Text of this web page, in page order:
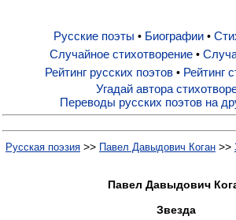
Русские поэты
Биографии
Стихи по темам
Случайное стихотворение
Русские поэты • Биографии•
Случайное стихотворение •
Рейтинг русских поэтов• Рейтинг
Угадай автора
Переводы русских поэтов на
Русская поэзия >> Павел Давыдович Коган >>
Павел Давыдович
Звезда